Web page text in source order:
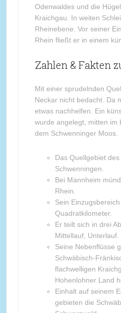
Odenwaldes und die
Kraichgau. In weiten
Rheinebene. Vor seiner
Rhein fließt er in einem
Zahlen & Fakten
Mit einer sprudelnden
Neckar nicht bedacht. Da
etwas nachhelfen. Ein
wurde angelegt, mitten im
dem Schwenninger Moos.
Das Quellgebiet
Schwenningen.
Bei Mannheim
Rhein.
Sein
Quadratkilometer.
Er teilt sich in drei
Mittellauf, Unterlauf.
Seine Nebenflüsse
Schwäbisch-
flachwelligen
Hohenlohner Land
Einhalt auf seinem
gebieten die